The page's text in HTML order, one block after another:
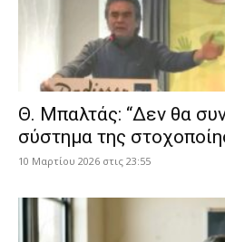
Θ. Μπαλτάς: “Δεν θα
σύστημα της
10 Μαρτίου 2026 στις 23:55